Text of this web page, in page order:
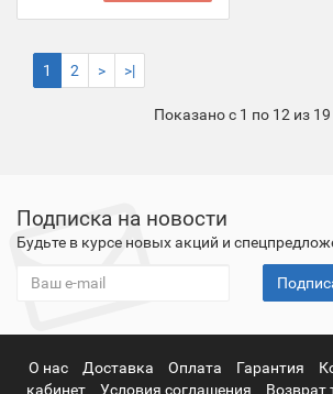
1 2 > >|
Показано с 1 по 12 из
Подписка на новости
Будьте в курсе новых акций и
О нас Доставка Оплата Гарантия
кабинет
Условия соглашения Возврат